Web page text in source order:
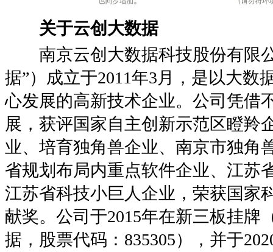
关于云创大数据
南京云创大数据科技股份有限
据”）成立于2011年3月，是以大数
心发展的高新技术企业。公司凭借
展，获评国家自主创新示范区瞪羚
业、培育独角兽企业、南京市独角
省规划布局内重点软件企业、江苏
江苏省科技小巨人企业，荣获国家
献奖。公司于2015年在新三板挂牌
据，股票代码：835305），并于